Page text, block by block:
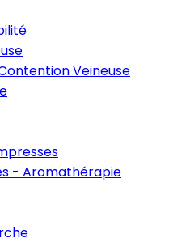
Veineuse
- Aromathérapie